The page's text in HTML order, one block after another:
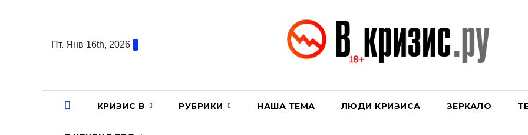
содержаниюПт. Янв 16th, 2026
КРИЗИС В РУБРИКИ НАША ТЕМА ЛЮДИ КРИЗИСА ЗЕРКАЛО